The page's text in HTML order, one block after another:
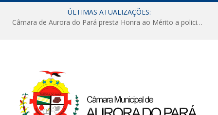
ÚLTIMAS ATUALIZAÇÕES:
Câmara de Aurora do Pará presta Honra ao Mérito a policiais militares em sessão marcada por reconhecimento e emoção